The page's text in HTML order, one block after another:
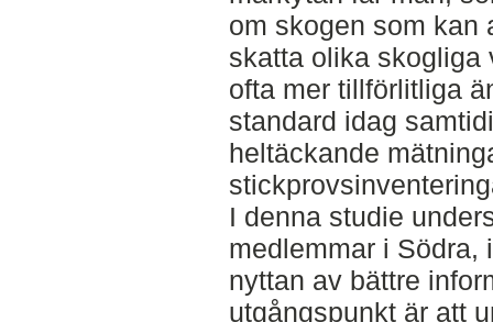
om skogen som kan
skatta olika skogliga
ofta mer tillförlitliga
standard idag
heltäckande
I denna studie
medlemmar i Södra,
nyttan av bättre
utgångspunkt är att